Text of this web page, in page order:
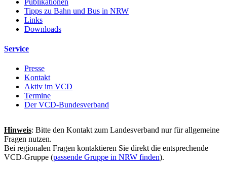
Tipps zu Bahn und Bus in NRW
Links
Downloads
Service
Presse
Kontakt
Aktiv im VCD
Termine
Der VCD-Bundesverband
Hinweis: Bitte den Kontakt zum Landesverband nur für allgemeine
Fragen nutzen.
Bei regionalen Fragen kontaktieren Sie direkt die entsprechende
VCD-Gruppe (passende Gruppe in NRW finden).